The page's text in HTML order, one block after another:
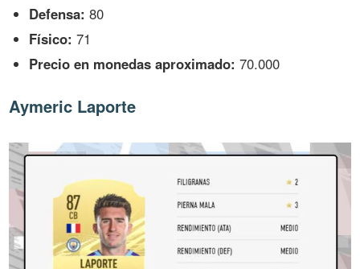
Defensa: 80
Físico: 71
Precio en monedas aproximado: 70.000
Aymeric Laporte